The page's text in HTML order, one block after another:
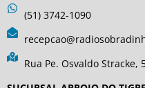
(51) 3742-1090
Rua Pe. Osvaldo Stracke,